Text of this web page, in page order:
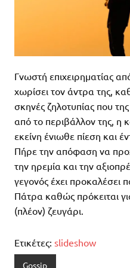
Γνωστή επιχειρηματίας
χωρίσει τον άντρα της,
σκηνές ζηλοτυπίας που
από το περιβάλλον της, η
εκείνη ένιωθε πίεση και
Πήρε την απόφαση να
την ηρεμία και την
γεγονός έχει προκαλέσει
Πάτρα καθώς πρόκειται
(πλέον) ζευγάρι.
Ετικέτες: slideshow
Gossip